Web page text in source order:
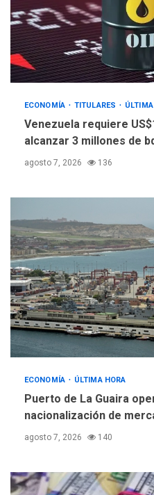
4
5
ECONOMÍA TITULARES
Venezuela requiere
alcanzar 3 millones de
agosto 7, 2026 136
ECONOMÍA ÚLTIMA HORA
Puerto de La Guaira
nacionalización de
agosto 7, 2026 140